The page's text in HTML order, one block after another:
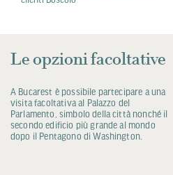
Le opzioni facoltative
A Bucarest è possibile partecipare a una
visita facoltativa al Palazzo del
Parlamento, simbolo della città nonché il
secondo edificio più grande al mondo
dopo il Pentagono di Washington.